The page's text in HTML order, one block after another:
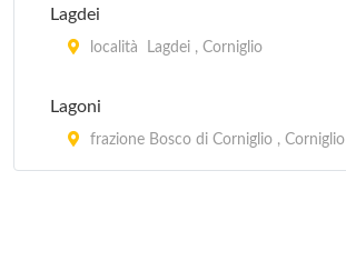
Centro Storico
Costanza
via Madonnina Gigli 13, Parma
Lagdei
località Lagdei , Corniglio
Lagoni
frazione Bosco di Corniglio , Corniglio